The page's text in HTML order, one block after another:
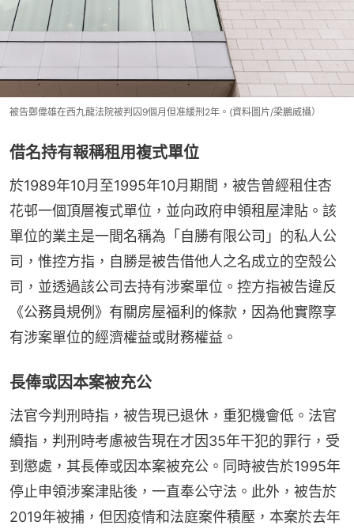
被告鄭偉雄在西九龍法院被判囚9個月但准緩刑2年。(資料圖片/梁鵬威攝）
借名持有報稱租用複式單位
於1989年10月至1995年10月期間，被告曾經租住杏
花邨一個頂層複式單位，並向政府申領租屋津貼。該
單位的業主是一間名稱為「自勝有限公司」的私人公
司，惟控方指，自勝是被告借他人之名成立的空殼公
司，並透過該公司去持有涉案單位。控方指被告違反
《公務員規例》有關房屋福利的條款，因為他實際享
有涉案單位的經濟權益或財務權益。
長俸或因本案被充公
法官今判刑時指，被告現已退休，重犯機會低。法官
續指，判刑時考慮被告現在才因35年干犯的罪行，受
到懲處，其長俸或因本案被充公。同時被告於1995年
停止申領涉案津貼後，一直奉公守法。此外，被告於
2019年被捕，但因疫情和法庭案件積壓，本案於去年